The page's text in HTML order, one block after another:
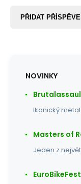
PŘIDAT
NOVINKY
Ikonický
Masters of
Jeden z